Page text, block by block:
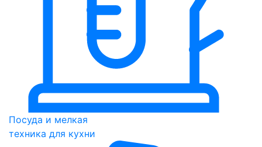
Посуда и мелкая
техника для кухни